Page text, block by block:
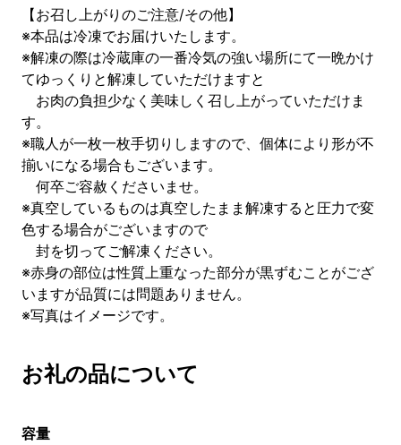
【お召し上がりのご注意/その他】
※本品は冷凍でお届けいたします。
※解凍の際は冷蔵庫の一番冷気の強い場所にて一晩かけ
てゆっくりと解凍していただけますと
お肉の負担少なく美味しく召し上がっていただけま
す。
※職人が一枚一枚手切りしますので、個体により形が不
揃いになる場合もございます。
何卒ご容赦くださいませ。
※真空しているものは真空したまま解凍すると圧力で変
色する場合がございますので
封を切ってご解凍ください。
※赤身の部位は性質上重なった部分が黒ずむことがござ
いますが品質には問題ありません。
※写真はイメージです。
お礼の品について
容量